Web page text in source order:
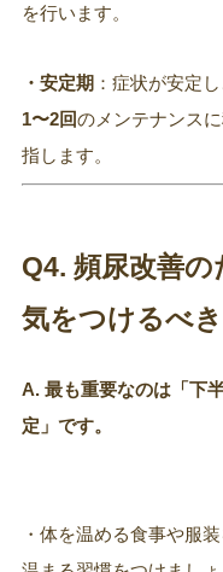
を行います。
・安定期 ：症状が安定
1〜2回のメンテナンス
指します。
Q4. 頻尿改善
気をつけるべ
A. 最も重要なのは「下
定」です。
・体を温める食事や服